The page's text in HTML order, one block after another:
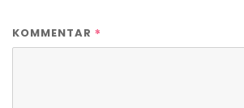
KOMMENTAR *